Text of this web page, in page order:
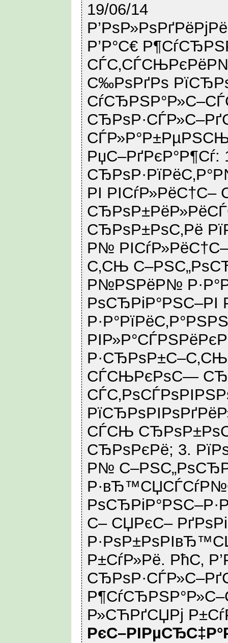
19/06/14
Р’Р°С€
СЃС‚СЃСЊРєРёР№
С‰РѕРґРѕ
РџС–РґРєР°Р¶Сѓ:
РІ РІСѓР»РёС†С–
СЂРѕР±РѕС‚Рё
Р№
С‚СЊ
Р№РЅРёР№
РѕСЂРіР°РЅС–РІ
Р·СЂРѕР±С–С‚СЊ
СЃСЊРєРѕС—
СЃСЊ
СЂРѕРєРё; 3.
Р№
С– СЏРєС–
Р±СѓР»Рё. РћС‚
Р»СЋРґСЏРј